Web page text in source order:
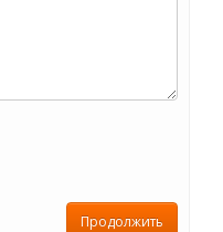
Продолжить